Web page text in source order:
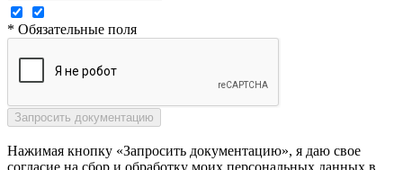
* Обязательные поля
Нажимая кнопку «Запросить документацию», я даю свое
согласие на сбор и обработку моих персональных данных в